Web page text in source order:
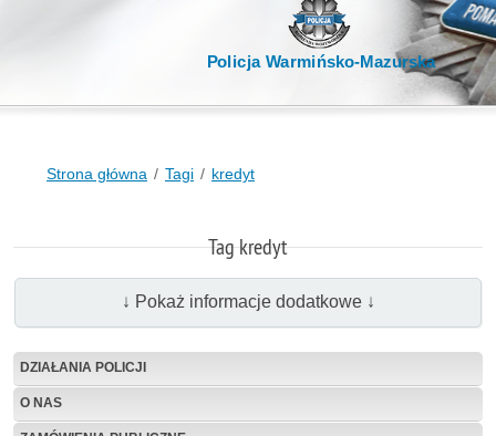
Policja Warmińsko-Mazurska
Strona główna Tagi kredyt
Tag kredyt
↓ Pokaż informacje dodatkowe ↓
DZIAŁANIA POLICJI
O NAS